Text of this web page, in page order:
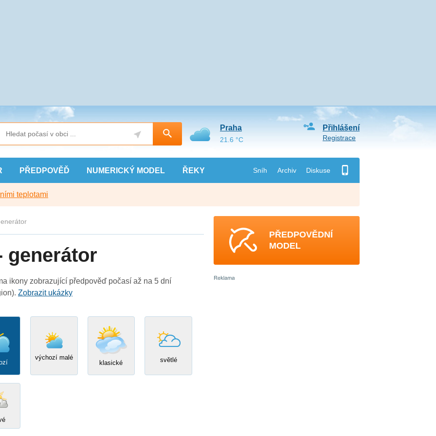
PŘEDPOVĚĎ NUMERICKÝ MODEL ŘEKY Sníh Archiv Diskuse
Přihlášení
Registrace
Praha
21.6 °C
teplotami
generátor
ikony zobrazující předpověď počasí až na 5 dní
Zobrazit ukázky
výchozí malé
klasické světlé
PŘEDPOVĚDNÍ
MODEL